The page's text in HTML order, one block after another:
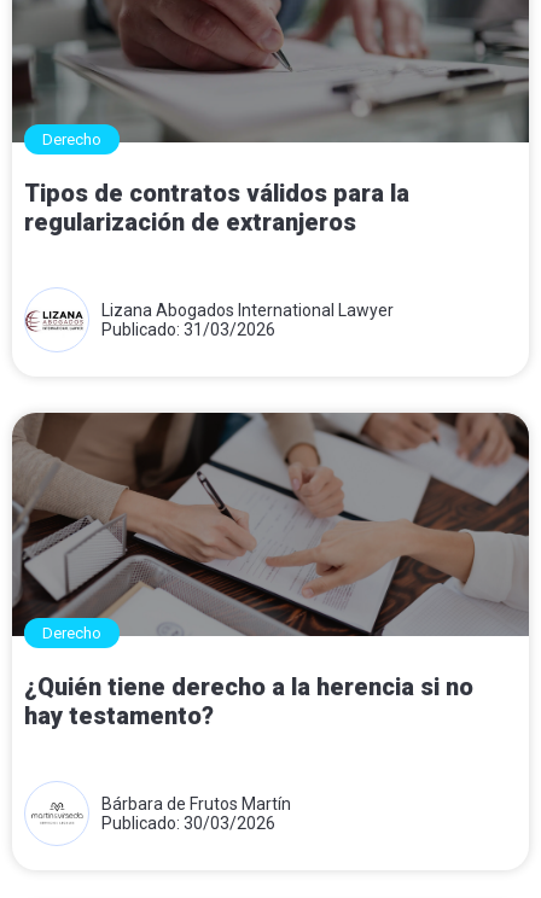
Derecho
Tipos de contratos válidos para la
regularización de extranjeros
Lizana Abogados International Lawyer
Publicado: 31/03/2026
Derecho
¿Quién tiene derecho a la herencia si no
hay testamento?
Bárbara de Frutos Martín
Publicado: 30/03/2026